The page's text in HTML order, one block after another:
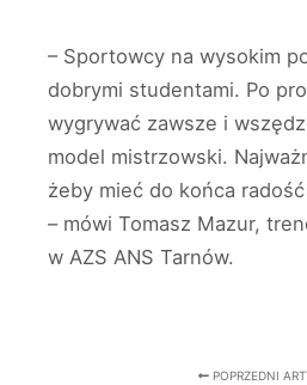
– Sportowcy na wysokim
dobrymi studentami. Po
wygrywać zawsze i
model mistrzowski.
żeby mieć do końca
– mówi Tomasz Mazur,
w AZS ANS Tarnów.
POPRZEDNI